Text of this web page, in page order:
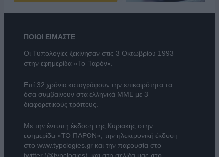
ΠΟΙΟΙ ΕΙΜΑΣΤΕ
Οι Τυπολογίες ξεκίνησαν στις 3 Οκτωβρίου 1993
στην εφημερίδα «Το Παρόν».
Επί 32 χρόνια καταγράφουν την επικαιρότητα τα
όσα συμβαίνουν στα ελληνικά ΜΜΕ με 3
διαφορετικούς τρόπους.
Με την έντυπη έκδοση της Κυριακής στην
εφημερίδα «ΤΟ ΠΑΡΟΝ» , την ηλεκτρονική έκδοση
στο www.typologies.grκαι την παρουσία στο
twitter (@typologies) , και στη σελίδα μας στο